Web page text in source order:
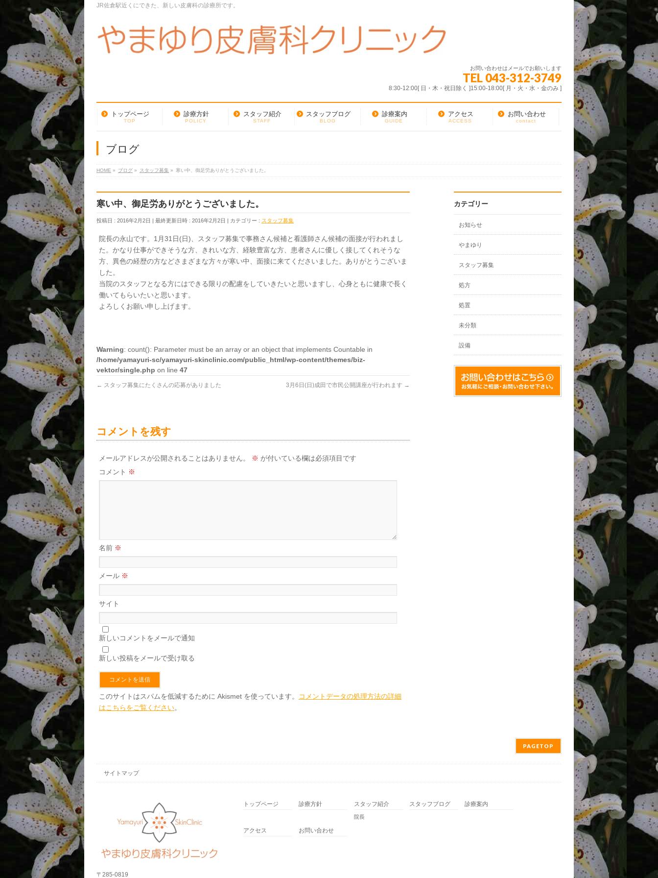
JR佐倉駅近くにできた、新しい皮膚科の診療所です。
お問い合わせはメールでお願いします
TEL 043-312-3749
8:30-12:00[ 日・木・祝日除く ]15:00-18:00[ 月・火・水・金のみ ]
トップページ
TOP
診療方針
POLICY
スタッフ紹介
STAFF
スタッフブログ
BLOG
診療案内
GUIDE
アクセス
ACCESS
お問い合わせ
contact
ブログ
HOME » ブログ » スタッフ募集 » 寒い中、御足労ありがとうございました。
寒い中、御足労ありがとうございました。
投稿日 : 2016年2月2日 最終更新日時 : 2016年2月2日 カテゴリー : スタッフ募集
院長の永山です。1月31日(日)、スタッフ募集で事務さん候補と看護師さん候補の面接が行われまし
た。かなり仕事ができそうな方、きれいな方、経験豊富な方、患者さんに優しく接してくれそうな
方、異色の経歴の方などさまざまな方々が寒い中、面接に来てくださいました。ありがとうございま
した。
当院のスタッフとなる方にはできる限りの配慮をしていきたいと思いますし、心身ともに健康で長く
働いてもらいたいと思います。
よろしくお願い申し上げます。
Warning: count(): Parameter must be an array or an object that implements Countable in
/home/yamayuri-sc/yamayuri-skinclinic.com/public_html/wp-content/themes/biz-
vektor/single.php on line 47
← スタッフ募集にたくさんの応募がありました 3月6日(日)成田で市民公開講座が行われます →
コメントを残す
メールアドレスが公開されることはありません。 ※ が付いている欄は必須項目です
コメント ※
名前 ※
メール ※
サイト
新しいコメントをメールで通知
新しい投稿をメールで受け取る
このサイトはスパムを低減するために Akismet を使っています。
コメントデータの処理方法の詳細
はこちらをご覧ください。
カテゴリー
お知らせ
やまゆり
スタッフ募集
処方
処置
未分類
設備
PAGETOP
サイトマップ
〒285-0819
トップページ 診療方針 スタッフ紹介
院長
スタッフブログ 診療案内
アクセス お問い合わせ